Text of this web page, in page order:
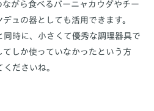
がら食べるバーニャカウダやチー
ュの器としても活用できます。
時に、小さくて優秀な調理器具で
しか使っていなかったという方
ださいね。